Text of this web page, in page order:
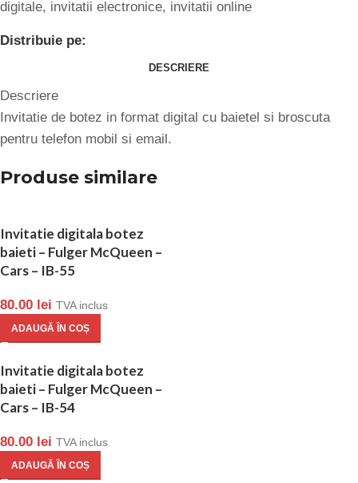
digitale, invitatii electronice, invitatii online
Distribuie pe:
DESCRIERE
Descriere
Invitatie de botez in format digital cu baietel si broscuta
pentru telefon mobil si email.
Produse similare
Invitatie digitala botez
baieti – Fulger McQueen –
Cars – IB-55
80.00 lei TVA inclus
ADAUGĂ ÎN COȘ
Invitatie digitala botez
baieti – Fulger McQueen –
Cars – IB-54
80.00 lei TVA inclus
ADAUGĂ ÎN COȘ